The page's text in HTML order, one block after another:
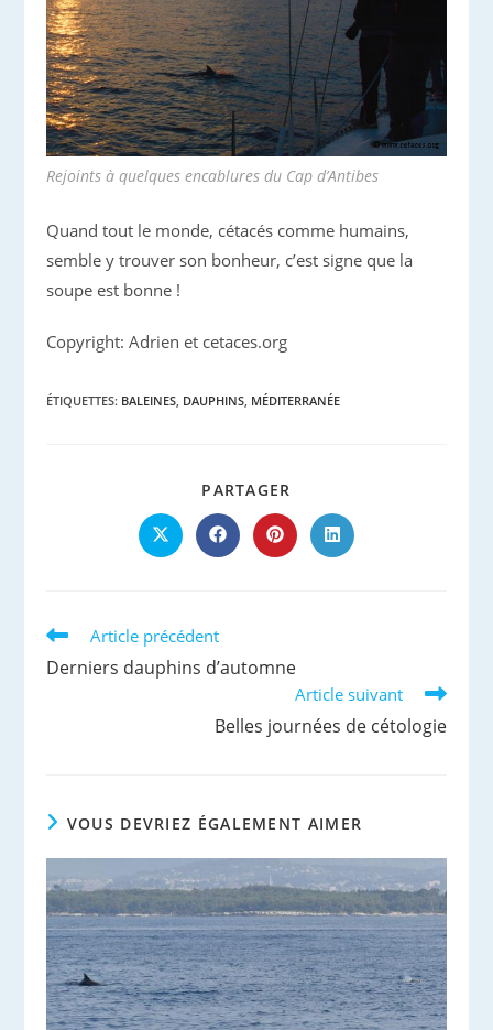
Rejoints à quelques encablures du Cap d’Antibes
Quand tout le monde, cétacés comme humains,
semble y trouver son bonheur, c’est signe que la
soupe est bonne !
Copyright: Adrien et cetaces.org
ÉTIQUETTES: BALEINES, DAUPHINS, MÉDITERRANÉE
PARTAGER
CONTENU
Ouvrir
dans
Ouvrir
dans
Ouvrir
dans
Ouvrir
dans
Read
articles
Article précédent
Derniers dauphins d’automne
Article suivant
Belles journées de cétologie
VOUS DEVRIEZ ÉGALEMENT AIMER